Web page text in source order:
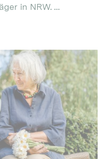
in NRW. ...